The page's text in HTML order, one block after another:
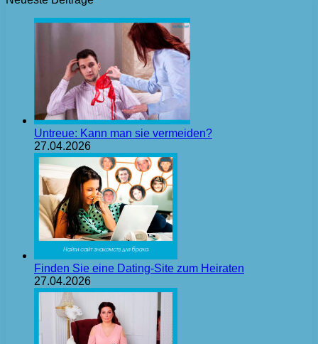
Untreue: Kann man sie vermeiden?
27.04.2026
Finden Sie eine Dating-Site zum Heiraten
27.04.2026